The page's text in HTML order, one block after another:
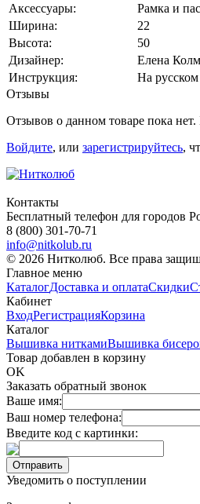
Аксессуары:
Рамка и
Ширина:
22
Высота:
50
Дизайнер:
Елена
Инструкция:
На
Отзывы
Отзывов о данном товаре пока
Войдите, или зарегистрируйтесь,
Контакты
Бесплатный телефон для городов
8 (800) 301-70-71
info@nitkolub.ru
© 2026 Нитколюб. Все права
Главное меню
КаталогДоставка и оплатаСкидки
Кабинет
ВходРегистрацияКорзина
Каталог
Вышивка ниткамиВышивка
Товар добавлен в корзину
OK
Заказать обратный звонок
Ваше имя:
Ваш номер телефона:
Введите код с картинки:
Уведомить о поступлении